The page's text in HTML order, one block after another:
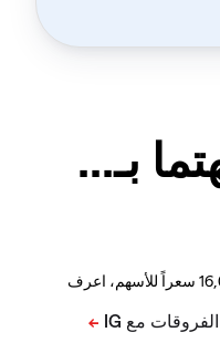
بـ...
قم بالشراء أو البيع عبر أكثر من 16,000 سعراً للأسهم، اعرف